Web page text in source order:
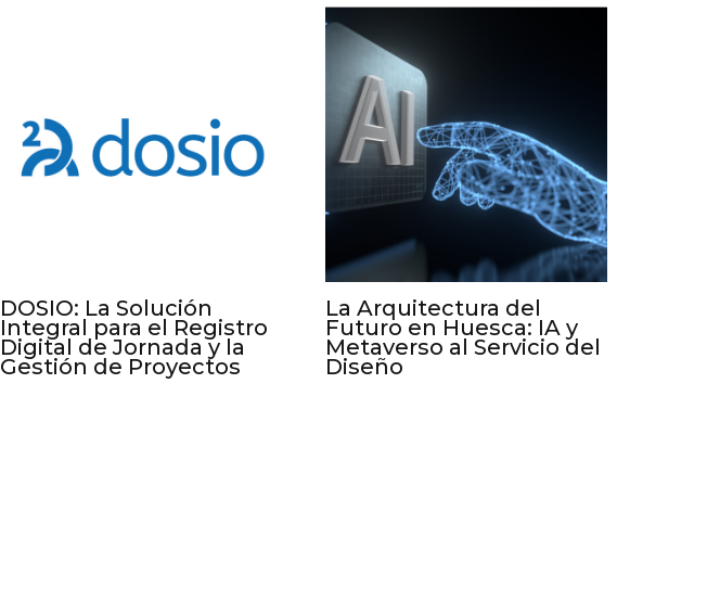
DOSIO: La Solución
Integral para el Registro
Digital de Jornada y la
Gestión de Proyectos
La Arquitectura del
Futuro en Huesca: IA y
Metaverso al Servicio del
Diseño